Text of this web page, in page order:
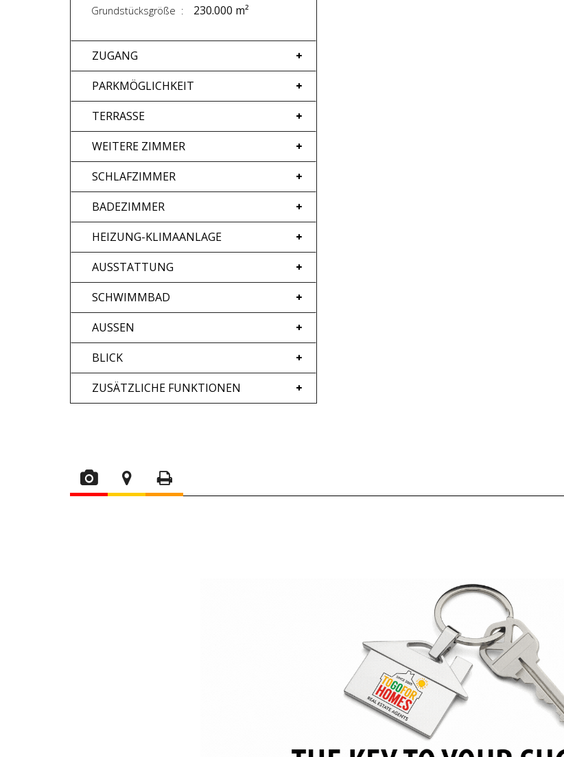
Grundstücksgröße 230.000 m²
ZUGANG
PARKMÖGLICHKEIT
TERRASSE
WEITERE ZIMMER
SCHLAFZIMMER
BADEZIMMER
HEIZUNG-KLIMAANLAGE
AUSSTATTUNG
SCHWIMMBAD
AUSSEN
BLICK
ZUSÄTZLICHE FUNKTIONEN